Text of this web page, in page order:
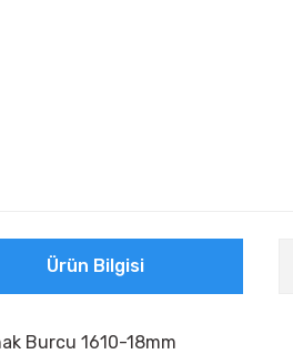
Ürün Bilgisi
Burcu 1610-18mm